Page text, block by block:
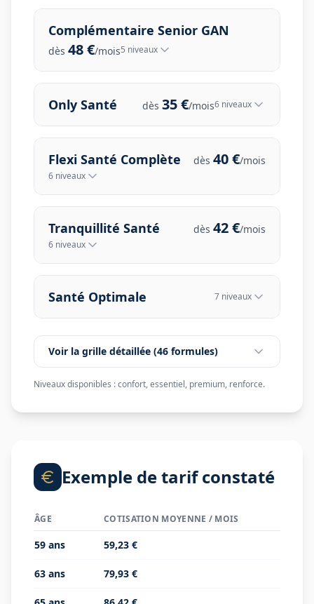
Complémentaire Senior GAN
dès 48€/mois5 niveaux
Only Santé dès 35€/mois6 niveaux
Flexi Santé Complète dès 40€/mois
6 niveaux
Tranquillité Santé dès 42€/mois
6 niveaux
Santé Optimale 7 niveaux
Voir la grille détaillée (46 formules)
Niveaux disponibles :confort, essentiel, premium, renforce.
Exemple de tarif constaté
ÂGE COTISATION MOYENNE / MOIS
59 ans 59,23 €
63 ans 79,93 €